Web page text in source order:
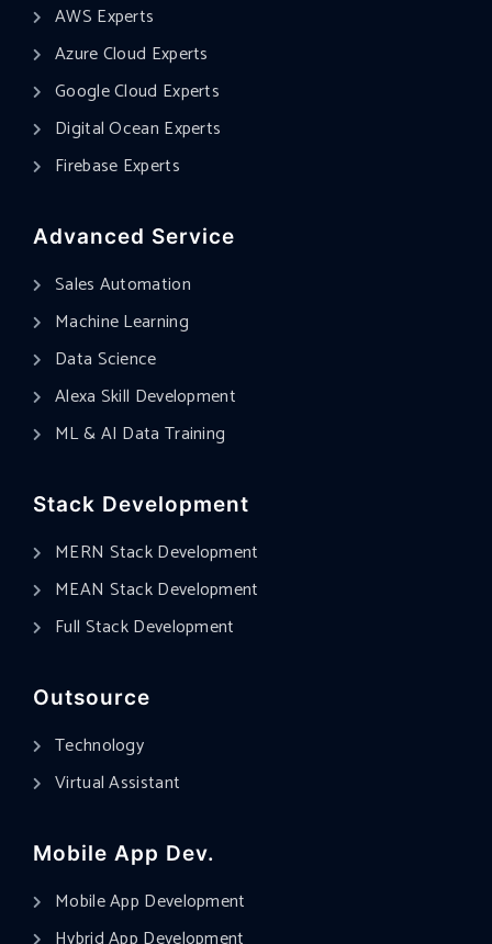
AWS Experts
Azure Cloud Experts
Google Cloud Experts
Digital Ocean Experts
Firebase Experts
Advanced Service
Sales Automation
Machine Learning
Data Science
Alexa Skill Development
ML & AI Data Training
Stack Development
MERN Stack Development
MEAN Stack Development
Full Stack Development
Outsource
Technology
Virtual Assistant
Mobile App Dev.
Mobile App Development